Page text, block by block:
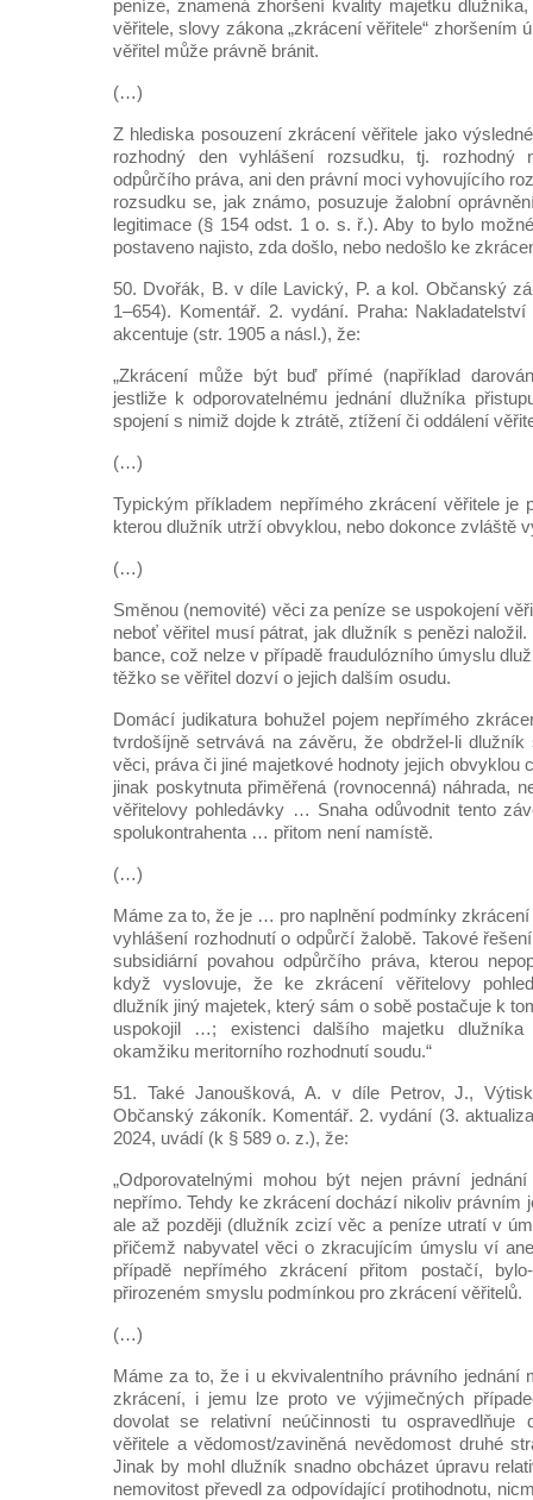
peníze, znamená zhoršení kvality majetku
věřitele, slovy zákona „zkrácení věřitele“ zhoršením
věřitel může právně bránit.
(…)
Z hlediska posouzení zkrácení věřitele jako
rozhodný den vyhlášení rozsudku, tj. rozhodný
odpůrčího práva, ani den právní moci vyhovujícího
rozsudku se, jak známo, posuzuje žalobní
legitimace (§ 154 odst. 1 o. s. ř.). Aby to bylo
postaveno najisto, zda došlo, nebo nedošlo ke
50. Dvořák, B. v díle Lavický, P. a kol. Občanský
1–654). Komentář. 2. vydání. Praha:
akcentuje (str. 1905 a násl.), že:
„Zkrácení může být buď přímé (například
jestliže k odporovatelnému jednání dlužníka
spojení s nimiž dojde k ztrátě, ztížení či oddálení
(…)
Typickým příkladem nepřímého zkrácení věřitele je
kterou dlužník utrží obvyklou, nebo dokonce zvláště
(…)
Směnou (nemovité) věci za peníze se uspokojení
neboť věřitel musí pátrat, jak dlužník s penězi
bance, což nelze v případě fraudulózního úmyslu
těžko se věřitel dozví o jejich dalším osudu.
Domácí judikatura bohužel pojem nepřímého
tvrdošíjně setrvává na závěru, že obdržel-li dlužník
věci, práva či jiné majetkové hodnoty jejich obvyklou
jinak poskytnuta přiměřená (rovnocenná) náhrada,
věřitelovy pohledávky … Snaha odůvodnit tento
spolukontrahenta … přitom není namístě.
(…)
Máme za to, že je … pro naplnění podmínky zkrácení
vyhlášení rozhodnutí o odpůrčí žalobě. Takové
subsidiární povahou odpůrčího práva, kterou
když vyslovuje, že ke zkrácení věřitelovy
dlužník jiný majetek, který sám o sobě postačuje k
uspokojil …; existenci dalšího majetku
okamžiku meritorního rozhodnutí soudu.“
51. Také Janoušková, A. v díle Petrov, J.,
Občanský zákoník. Komentář. 2. vydání (3.
2024, uvádí (k § 589 o. z.), že:
„Odporovatelnými mohou být nejen právní
nepřímo. Tehdy ke zkrácení dochází nikoliv právním
ale až později (dlužník zcizí věc a peníze utratí v
přičemž nabyvatel věci o zkracujícím úmyslu ví
případě nepřímého zkrácení přitom postačí,
přirozeném smyslu podmínkou pro zkrácení věřitelů.
(…)
Máme za to, že i u ekvivalentního právního jednání
zkrácení, i jemu lze proto ve výjimečných
dovolat se relativní neúčinnosti tu ospravedlňuje
věřitele a vědomost/zaviněná nevědomost druhé
Jinak by mohl dlužník snadno obcházet úpravu
nemovitost převedl za odpovídající protihodnotu,